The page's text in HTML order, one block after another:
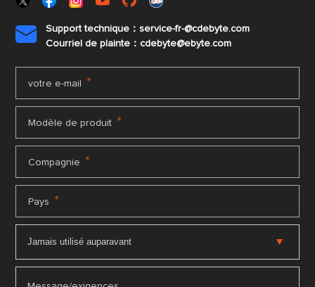

Support technique：service-fr-@cdebyte.com
Courriel de plainte：cdebyte@ebyte.com
votre e-mail *
Modèle de produit *
Compagnie *
Pays *